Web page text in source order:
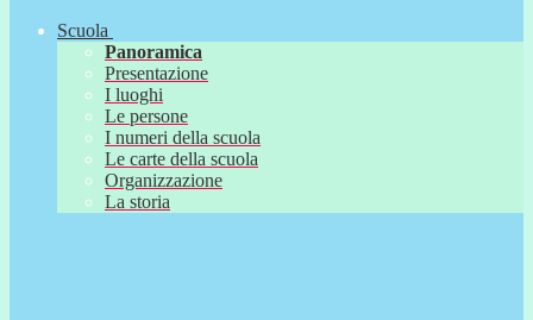
Scuola
Panoramica
Presentazione
I luoghi
Le persone
I numeri della scuola
Le carte della scuola
Organizzazione
La storia